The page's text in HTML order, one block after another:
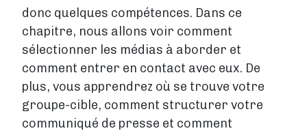
donc quelques compétences. Dans ce
chapitre, nous allons voir comment
sélectionner les médias à aborder et
comment entrer en contact avec eux. De
plus, vous apprendrez où se trouve votre
groupe-cible, comment structurer votre
communiqué de presse et comment